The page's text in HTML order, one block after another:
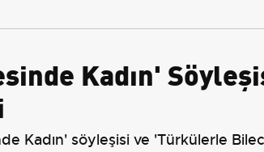
Kadın'
Kadın' söyleşisi ve 'Türkülerle